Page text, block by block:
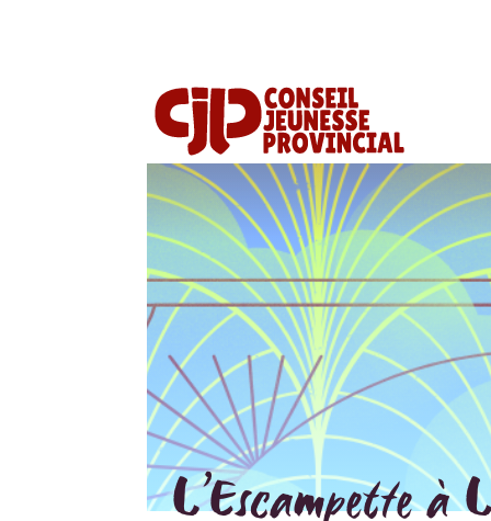
L’Escampette à